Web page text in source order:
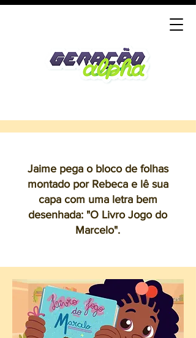
Jaime pega o bloco de folhas
montado por Rebeca e lê sua
capa com uma letra bem
desenhada: "O Livro Jogo do
Marcelo".